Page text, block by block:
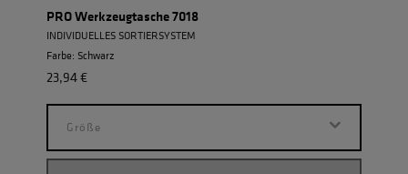
PRO Werkzeugtasche 7018
INDIVIDUELLES SORTIERSYSTEM
Farbe: Schwarz
23,94 €
Größe